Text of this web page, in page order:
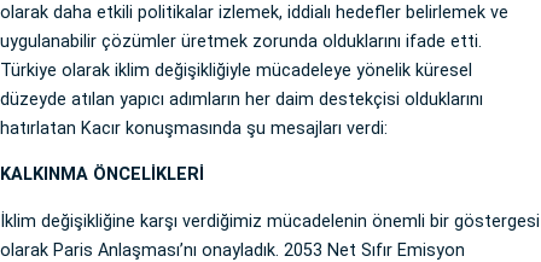
olarak daha etkili politikalar izlemek, iddialı hedefler belirlemek ve
uygulanabilir çözümler üretmek zorunda olduklarını ifade etti.
Türkiye olarak iklim değişikliğiyle mücadeleye yönelik küresel
düzeyde atılan yapıcı adımların her daim destekçisi olduklarını
hatırlatan Kacır konuşmasında şu mesajları verdi:
KALKINMA ÖNCELİKLERİ
İklim değişikliğine karşı verdiğimiz mücadelenin önemli bir göstergesi
olarak Paris Anlaşması’nı onayladık. 2053 Net Sıfır Emisyon